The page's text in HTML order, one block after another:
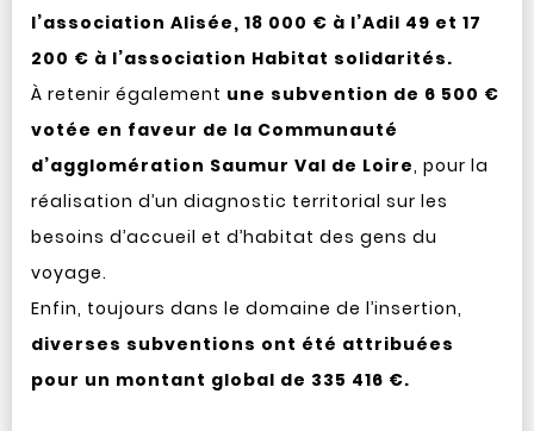
l’association Alisée, 18 000 € à l’Adil 49 et 17
200 € à l’association Habitat solidarités.
À retenir également une subvention de 6 500 €
votée en faveur de la Communauté
d’agglomération Saumur Val de Loire, pour la
réalisation d’un diagnostic territorial sur les
besoins d’accueil et d’habitat des gens du
voyage.
Enfin, toujours dans le domaine de l’insertion,
diverses subventions ont été attribuées
pour un montant global de 335 416 €.